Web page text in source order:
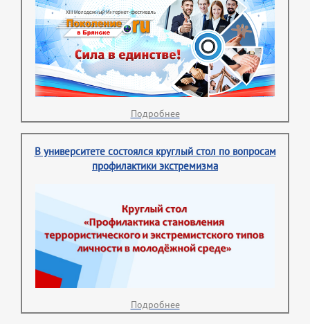
Подробнее
В университете состоялся круглый стол по вопросам
профилактики экстремизма
Подробнее